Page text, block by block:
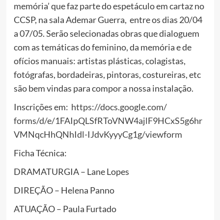
memória’ que faz parte do espetáculo em cartaz no
CCSP, na sala Ademar Guerra, entre os dias 20/04
a 07/05. Serão selecionadas obras que dialoguem
com as temáticas do feminino, da memória e de
ofícios manuais: artistas plásticas, colagistas,
fotógrafas, bordadeiras, pintoras, costureiras, etc
são bem vindas para compor a nossa instalação.
Inscrições em: https://docs.google.com/
forms/d/e/1FAIpQLSfRToVNW4ajlF9HCxS5g6hr
VMNqcHhQNhIdl-IJdvKyyyCg1g/viewform
Ficha Técnica:
DRAMATURGIA – Lane Lopes
DIREÇÃO – Helena Panno
ATUAÇÃO – Paula Furtado